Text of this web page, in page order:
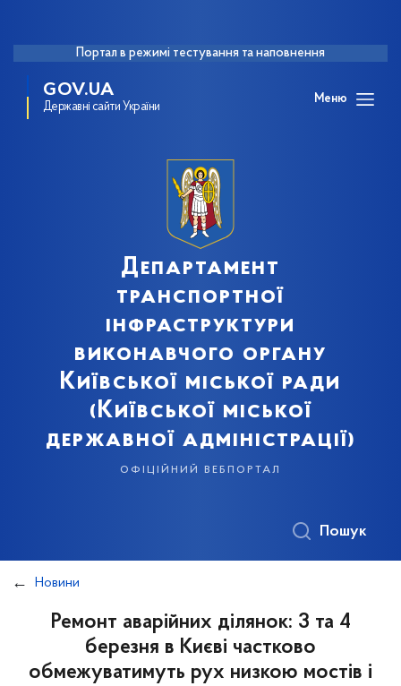
Портал в режимі тестування та наповнення
GOV.UA
Державні сайти України
Меню
Департамент
транспортної
інфраструктури
виконавчого органу
Київської міської ради
(Київської міської
державної адміністрації)
офіційний вебпортал
Пошук
Новини
Ремонт аварійних ділянок: 3 та 4
березня в Києві частково
обмежуватимуть рух низкою мостів і